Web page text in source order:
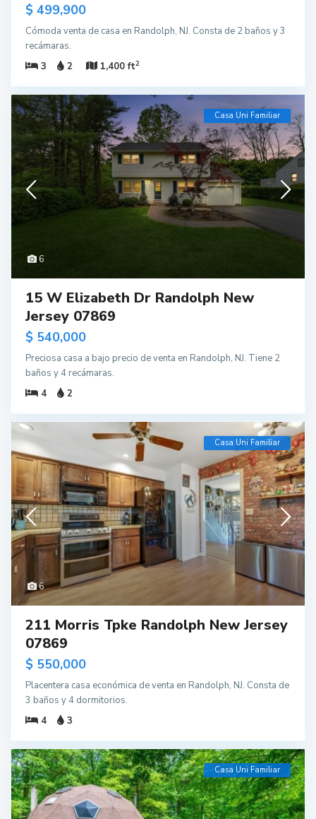
$ 499,900
Cómoda venta de casa en Randolph, NJ. Consta de 2 baños y 3
recámaras.
3
2 1,400 ft2
6
Casa Uni Familiar
15 W Elizabeth Dr Randolph New
Jersey 07869
$ 540,000
Preciosa casa a bajo precio de venta en Randolph, NJ. Tiene 2
baños y 4 recámaras.
4
2
6
Casa Uni Familiar
211 Morris Tpke Randolph New Jersey
07869
$ 550,000
Placentera casa económica de venta en Randolph, NJ. Consta de
3 baños y 4 dormitorios.
4
3
Casa Uni Familiar